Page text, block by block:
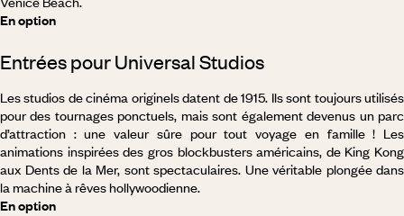
En option
Entrées pour Universal Studios
Les studios de cinéma originels datent de 1915. Ils sont toujours utilisés
pour des tournages ponctuels, mais sont également devenus un parc
d’attraction : une valeur sûre pour tout voyage en famille ! Les
animations inspirées des gros blockbusters américains, de King Kong
aux Dents de la Mer, sont spectaculaires. Une véritable plongée dans
la machine à rêves hollywoodienne.
En option